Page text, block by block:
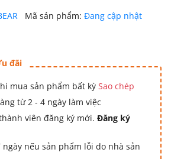
Mã sản phẩm: Đang cập nhật
đãi
mua sản phẩm bất kỳ Sao chép
từ 2 - 4 ngày làm việc
viên đăng ký mới. Đăng ký
nếu sản phẩm lỗi do nhà sản